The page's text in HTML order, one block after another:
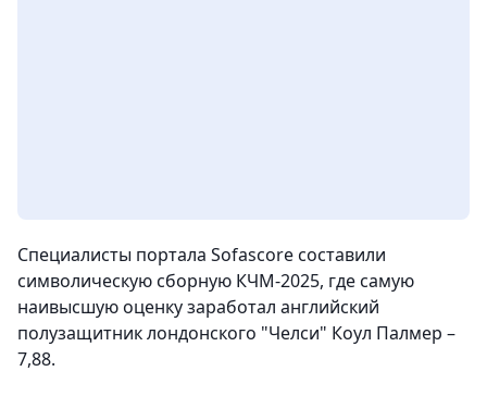
Специалисты портала Sofascore составили
символическую сборную КЧМ-2025, где самую
наивысшую оценку заработал английский
полузащитник лондонского "Челси" Коул Палмер –
7,88.